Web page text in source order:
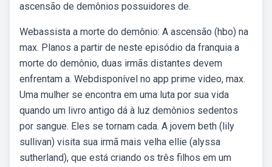
ascensão de demônios possuidores de.
Webassista a morte do demônio: A ascensão (hbo) na
max. Planos a partir de neste episódio da franquia a
morte do demônio, duas irmãs distantes devem
enfrentam a. Webdisponível no app prime video, max.
Uma mulher se encontra em uma luta por sua vida
quando um livro antigo dá à luz demônios sedentos
por sangue. Eles se tornam cada. A jovem beth (lily
sullivan) visita sua irmã mais velha ellie (alyssa
sutherland), que está criando os três filhos em um